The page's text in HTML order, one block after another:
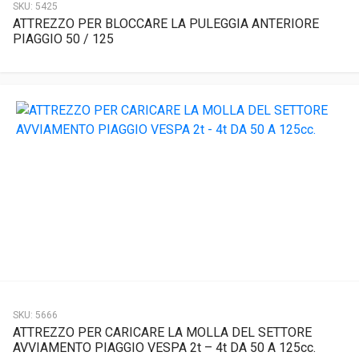
SKU: 5425
ATTREZZO PER BLOCCARE LA PULEGGIA ANTERIORE
PIAGGIO 50 / 125
SKU: 5666
ATTREZZO PER CARICARE LA MOLLA DEL SETTORE
AVVIAMENTO PIAGGIO VESPA 2t – 4t DA 50 A 125cc.